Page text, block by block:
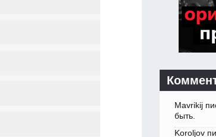
Mavrikij
быть.
Koroljov